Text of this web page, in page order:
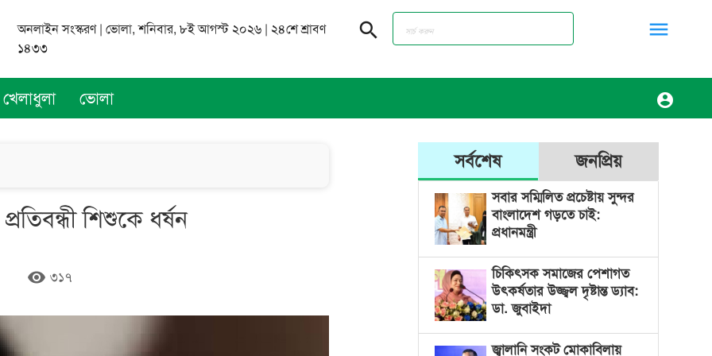
অনলাইন সংস্করণ | ভোলা, শনিবার, ৮ই আগস্ট ২০২৬ | ২৪শে শ্রাবণ
১৪৩৩
search menu
account_circle
খেলাধুলা ভোলা
শিশুকে ধর্ষন
remove_red_eye ৩১৭
সর্বশেষ জনপ্রিয়
সবার সম্মিলিত প্রচেষ্টায় সুন্দর
বাংলাদেশ গড়তে চাই:
প্রধানমন্ত্রী
চিকিৎসক সমাজের পেশাগত
উৎকর্ষতার উজ্জ্বল দৃষ্টান্ত ড্যাব:
ডা. জুবাইদা
জ্বালানি সংকট মোকাবিলায়